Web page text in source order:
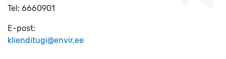
Tel: 6660901
E-post:
klienditugi@envir.ee